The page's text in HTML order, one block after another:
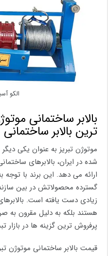
الکو
بالابر ساختمانی
ترین بالابر ساختمانی
موتوژن تبریز به عنوان یکی
شده در ایران، بالابرهای
ارائه می دهد. این برند با
گسترده محصولاتش در بین
زیادی دست یافته است.
هستند بلکه به دلیل مقرون به
پرفروش ترین گزینه ها در بازار